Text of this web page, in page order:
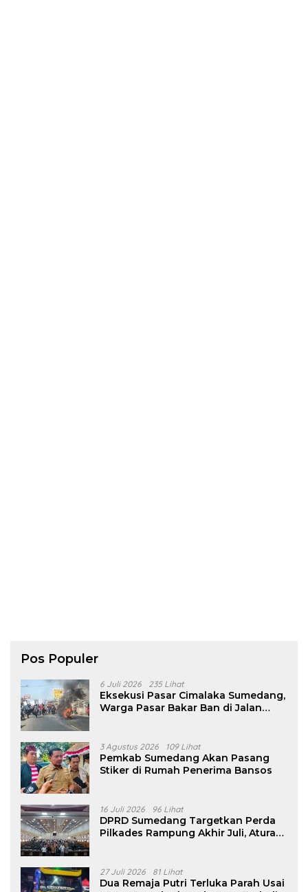
Pos Populer
6 Juli 2026 235 Lihat
Eksekusi Pasar Cimalaka Sumedang,
Warga Pasar Bakar Ban di Jalan
3 Agustus 2026 109 Lihat
Pemkab Sumedang Akan Pasang
Stiker di Rumah Penerima Bansos
16 Juli 2026 96 Lihat
DPRD Sumedang Targetkan Perda
Pilkades Rampung Akhir Juli, Aturan
27 Juli 2026 81 Lihat
Dua Remaja Putri Terluka Parah Usai